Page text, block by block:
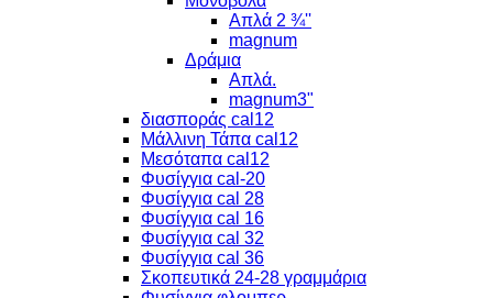
Απλά 2 ¾''
magnum
Δράμια
Απλά.
magnum3"
διασποράς cal12
Μάλλινη Τάπα cal12
Μεσόταπα cal12
Φυσίγγια cal-20
Φυσίγγια cal 28
Φυσίγγια cal 16
Φυσίγγια cal 32
Φυσίγγια cal 36
Σκοπευτικά 24-28 γραμμάρια